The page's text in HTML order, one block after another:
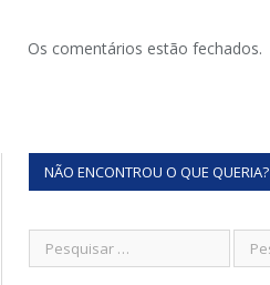
Os comentários estão fechados.
NÃO ENCONTROU O QUE QUERIA?